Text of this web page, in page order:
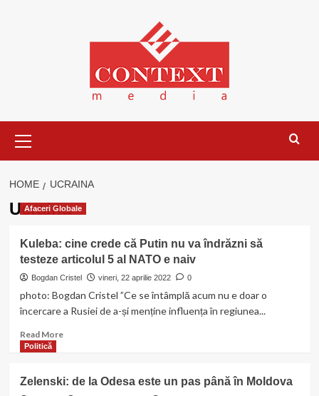
Menu
HOME UCRAINA
Ucraina
Afaceri Globale
Kuleba: cine crede că Putin nu va îndrăzni să
testeze articolul 5 al NATO e naiv
Bogdan Cristel vineri, 22 aprilie 2022 0
photo: Bogdan Cristel ”Ce se întâmplă acum nu e doar o
încercare a Rusiei de a-și menține influența în regiunea...
Read MoreRead
cine
Politică
Zelenski: de la Odesa este un pas până în Moldova